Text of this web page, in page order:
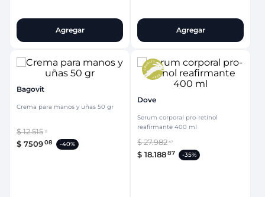
Agregar Agregar
Bagovit
Crema para manos y uñas 50 gr
$12.515 13
$ 750908 -40%
Dove
Serum corporal pro-retinol
reafirmante 400 ml
$27.982 87
$ 18.18887 -35%